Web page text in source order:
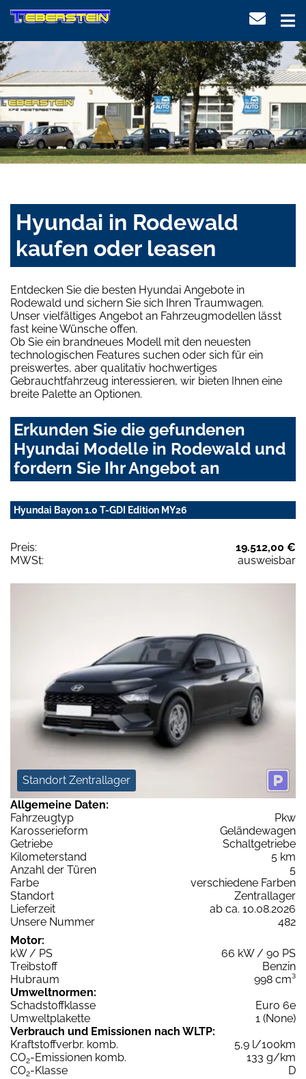
Hyundai in Rodewald
kaufen oder leasen
Entdecken Sie die besten Hyundai Angebote in
Rodewald und sichern Sie sich Ihren Traumwagen.
Unser vielfältiges Angebot an Fahrzeugmodellen lässt
fast keine Wünsche offen.
Ob Sie ein brandneues Modell mit den neuesten
technologischen Features suchen oder sich für ein
preiswertes, aber qualitativ hochwertiges
Gebrauchtfahrzeug interessieren, wir bieten Ihnen eine
breite Palette an Optionen.
Erkunden Sie die gefundenen
Hyundai Modelle in Rodewald und
fordern Sie Ihr Angebot an
Hyundai Bayon 1.0 T-GDI Edition MY26
Preis:
19.512,00 €
MWSt:
ausweisbar
Standort Zentrallager
Allgemeine Daten:
Fahrzeugtyp
Pkw
Karosserieform
Geländewagen
Getriebe
Schaltgetriebe
Kilometerstand
5 km
Anzahl der Türen
5
Farbe
verschiedene Farben
Standort
Zentrallager
Lieferzeit
ab ca. 10.08.2026
Unsere Nummer
482
Motor:
kW / PS
66 kW / 90 PS
Treibstoff
Benzin
Hubraum
998 cm³
Umweltnormen:
Schadstoffklasse
Euro 6e
Umweltplakette
1 (None)
Verbrauch und Emissionen nach WLTP:
Kraftstoffverbr. komb.
5,9 l/100km
CO2-Emissionen komb.
133 g/km
CO2-Klasse
D